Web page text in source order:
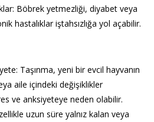
: Böbrek yetmezliği, diyabet veya
hastalıklar iştahsızlığa yol açabilir.
: Taşınma, yeni bir evcil hayvanın
aile içindeki değişiklikler
ve anksiyeteye neden olabilir.
uzun süre yalnız kalan veya